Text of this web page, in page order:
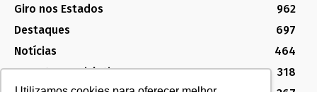
Giro nos Estados
962
Destaques
697
Notícias
464
Assuntos Legislativos
318